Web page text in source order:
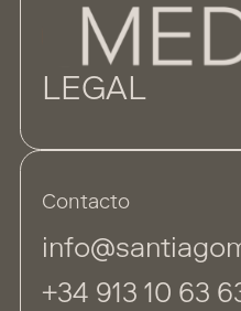
Contacto
+34 913 10 63
LEGAL